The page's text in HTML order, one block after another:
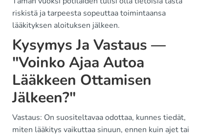
riskistä ja tarpeesta sopeuttaa toimintaansa
lääkityksen aloituksen jälkeen.
Kysymys Ja Vastaus —
"Voinko Ajaa Autoa
Lääkkeen Ottamisen
Jälkeen?"
Vastaus: On suositeltavaa odottaa, kunnes tiedät,
miten lääkitys vaikuttaa sinuun, ennen kuin ajet tai